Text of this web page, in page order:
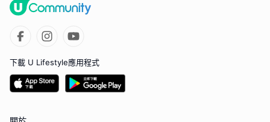
下載 U Lifestyle應用程式